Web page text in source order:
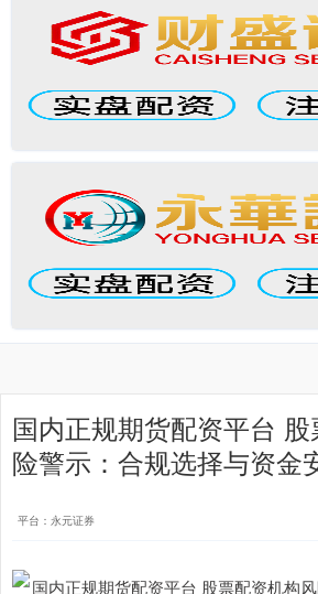
国内正规期货配资平台
险警示：合规选择与资金
平台：永元证券